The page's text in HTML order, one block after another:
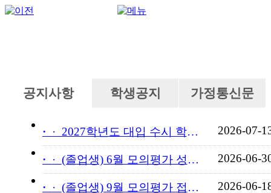
공지사항 학생공지 가정통신문
· 2027학년도 대입 수시 학교... 2026-07-
· (졸업생) 6월 모의평가 성적... 2026-06-
· (졸업생) 9월 모의평가 접수... 2026-06-